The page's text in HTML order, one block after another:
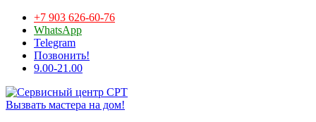
+7 903 626-60-76
WhatsApp
Telegram
Позвонить!
9.00-21.00
Вызвать мастера на дом!